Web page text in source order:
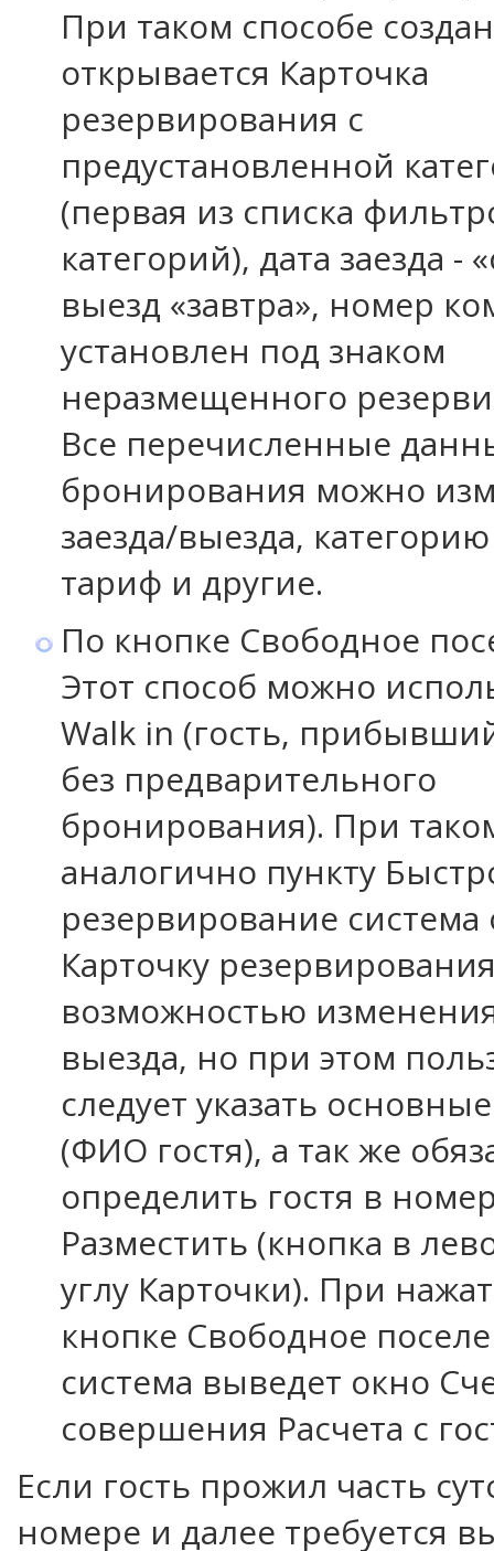
При таком способе
открывается Карточка
резервирования с
предустановленной
(первая из списка
категорий), дата заезда -
выезд «завтра», номер
установлен под знаком
неразмещенного
Все перечисленные
бронирования можно
заезда/выезда,
тариф и другие.
По кнопке Свободное
Этот способ можно
Walk in (гость,
без предварительного
бронирования). При
аналогично пункту
резервирование система
Карточку
возможностью
выезда, но при этом
следует указать
(ФИО гостя), а так же
определить гостя в
Разместить (кнопка в
углу Карточки). При
кнопке Свободное
система выведет окно
совершения Расчета с
Если гость прожил часть
номере и далее требуется